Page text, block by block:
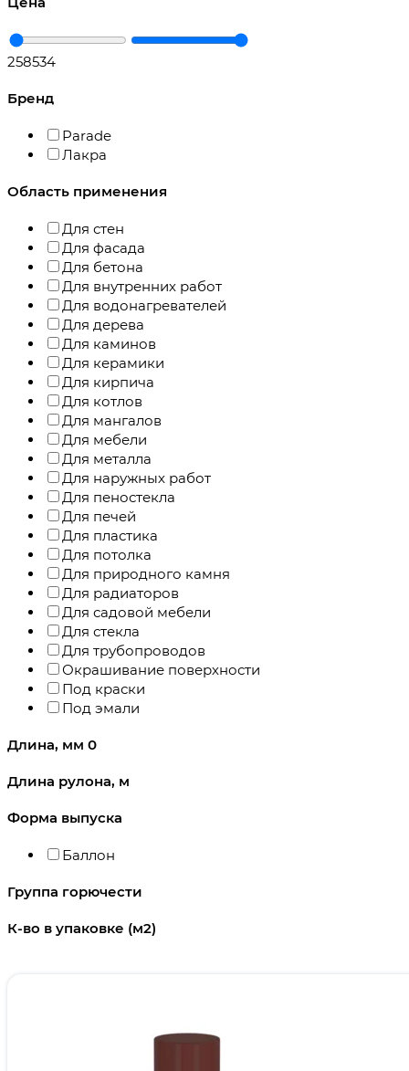
258534
Бренд
Parade
Лакра
Область применения
Для стен
Для фасада
Для бетона
Для внутренних работ
Для водонагревателей
Для дерева
Для каминов
Для керамики
Для кирпича
Для котлов
Для мангалов
Для мебели
Для металла
Для наружных работ
Для пеностекла
Для печей
Для пластика
Для потолка
Для природного камня
Для радиаторов
Для садовой мебели
Для стекла
Для трубопроводов
Окрашивание поверхности
Под краски
Под эмали
Длина, мм 0
Длина рулона, м
Форма выпуска
Баллон
Группа горючести
К-во в упаковке (м2)